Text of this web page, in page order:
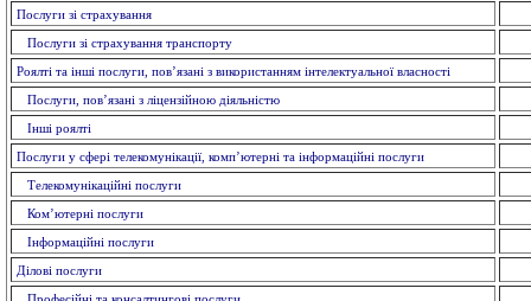
Послуги зі страхування
Послуги зі страхування транспорту
Роялті та інші послуги, пов’язані з використанням інтелектуальної власності
Послуги, пов’язані з ліцензійною діяльністю
Інші роялті
Послуги у сфері телекомунікації, комп’ютерні та інформаційні послуги
Телекомунікаційні послуги
Ком’ютерні послуги
Інформаційні послуги
Ділові послуги